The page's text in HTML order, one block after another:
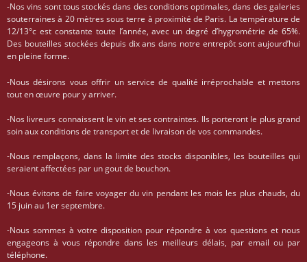
-Nos vins sont tous stockés dans des conditions optimales, dans des galeries
souterraines à 20 mètres sous terre à proximité de Paris. La température de
12/13°c est constante toute l’année, avec un degré d’hygrométrie de 65%.
Des bouteilles stockées depuis dix ans dans notre entrepôt sont aujourd’hui
en pleine forme.
-Nous désirons vous offrir un service de qualité irréprochable et mettons
tout en œuvre pour y arriver.
-Nos livreurs connaissent le vin et ses contraintes. Ils porteront le plus grand
soin aux conditions de transport et de livraison de vos commandes.
-Nous remplaçons, dans la limite des stocks disponibles, les bouteilles qui
seraient affectées par un gout de bouchon.
-Nous évitons de faire voyager du vin pendant les mois les plus chauds, du
15 juin au 1er septembre.
-Nous sommes à votre disposition pour répondre à vos questions et nous
engageons à vous répondre dans les meilleurs délais, par email ou par
téléphone.